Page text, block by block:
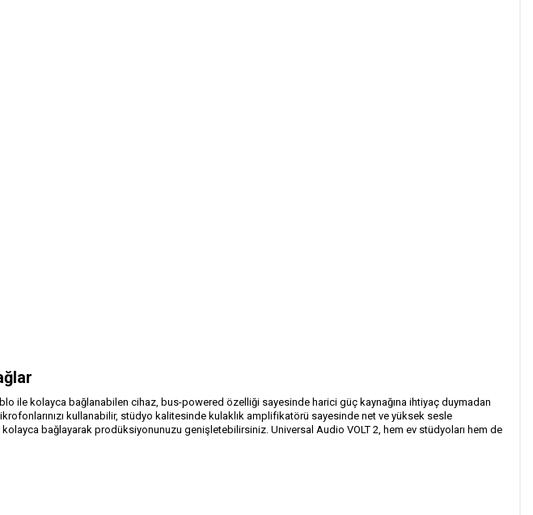
ile kolayca bağlanabilen cihaz, bus-powered özelliği sayesinde harici güç kaynağına ihtiyaç duymadan
kullanabilir, stüdyo kalitesinde kulaklık amplifikatörü sayesinde net ve yüksek sesle
bağlayarak prodüksiyonunuzu genişletebilirsiniz. Universal Audio VOLT 2, hem ev stüdyoları hem de